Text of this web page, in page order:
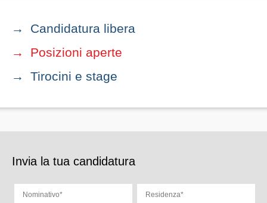
Candidatura libera
Posizioni aperte
Tirocini e stage
Invia la tua candidatura